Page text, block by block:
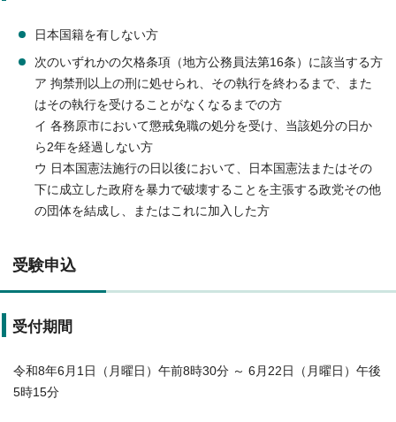
日本国籍を有しない方
次のいずれかの欠格条項（地方公務員法第16条）に該当する方
ア 拘禁刑以上の刑に処せられ、その執行を終わるまで、また
はその執行を受けることがなくなるまでの方
イ 各務原市において懲戒免職の処分を受け、当該処分の日か
ら2年を経過しない方
ウ 日本国憲法施行の日以後において、日本国憲法またはその
下に成立した政府を暴力で破壊することを主張する政党その他
の団体を結成し、またはこれに加入した方
受験申込
受付期間
令和8年6月1日（月曜日）午前8時30分 ～ 6月22日（月曜日）午後
5時15分